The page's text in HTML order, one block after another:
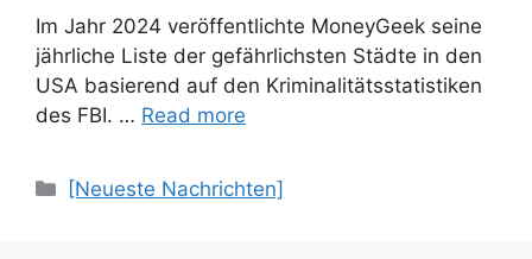
Im Jahr 2024 veröffentlichte MoneyGeek seine
jährliche Liste der gefährlichsten Städte in den
USA basierend auf den Kriminalitätsstatistiken
des FBI. … Read more
Categories
[Neueste Nachrichten]